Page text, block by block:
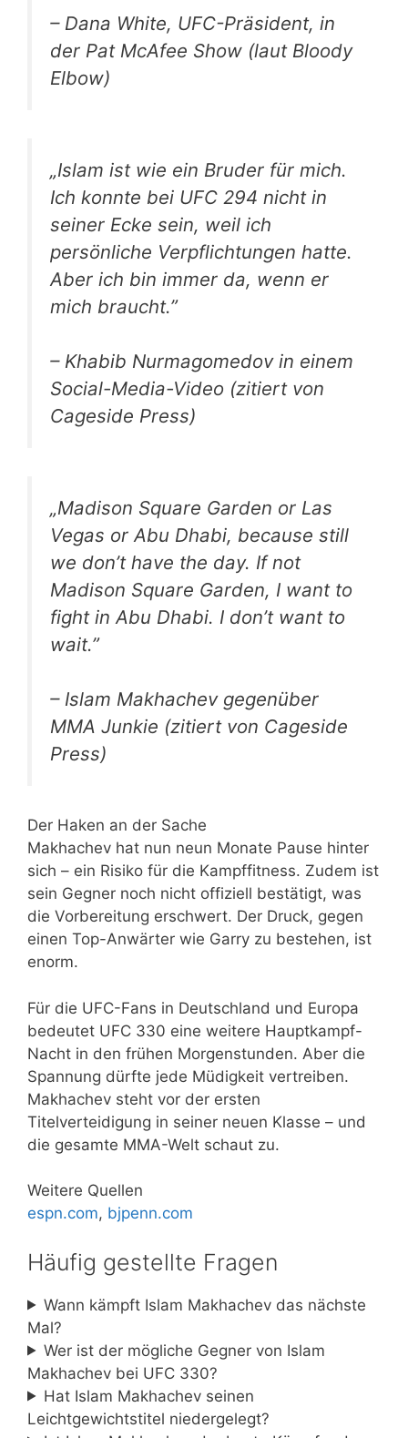
– Dana White, UFC-Präsident, in
der Pat McAfee Show (laut Bloody
Elbow)
„Islam ist wie ein Bruder für mich.
Ich konnte bei UFC 294 nicht in
seiner Ecke sein, weil ich
persönliche Verpflichtungen hatte.
Aber ich bin immer da, wenn er
mich braucht.”
– Khabib Nurmagomedov in einem
Social-Media-Video (zitiert von
Cageside Press)
„Madison Square Garden or Las
Vegas or Abu Dhabi, because still
we don’t have the day. If not
Madison Square Garden, I want to
fight in Abu Dhabi. I don’t want to
wait.”
– Islam Makhachev gegenüber
MMA Junkie (zitiert von Cageside
Press)
Der Haken an der Sache
Makhachev hat nun neun Monate Pause hinter
sich – ein Risiko für die Kampffitness. Zudem ist
sein Gegner noch nicht offiziell bestätigt, was
die Vorbereitung erschwert. Der Druck, gegen
einen Top-Anwärter wie Garry zu bestehen, ist
enorm.
Für die UFC-Fans in Deutschland und Europa
bedeutet UFC 330 eine weitere Hauptkampf-
Nacht in den frühen Morgenstunden. Aber die
Spannung dürfte jede Müdigkeit vertreiben.
Makhachev steht vor der ersten
Titelverteidigung in seiner neuen Klasse – und
die gesamte MMA-Welt schaut zu.
Weitere Quellen
espn.com, bjpenn.com
Häufig gestellte Fragen
Wann kämpft Islam Makhachev das nächste
Mal?
Wer ist der mögliche Gegner von Islam
Makhachev bei UFC 330?
Hat Islam Makhachev seinen
Leichtgewichtstitel niedergelegt?